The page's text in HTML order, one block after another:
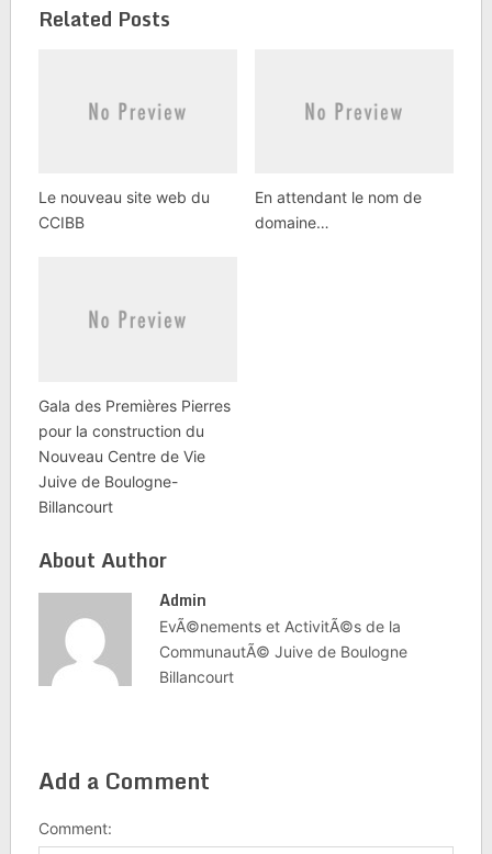
Related Posts
Le nouveau site web du
CCIBB
En attendant le nom de
domaine…
Gala des Premières Pierres
pour la construction du
Nouveau Centre de Vie
Juive de Boulogne-
Billancourt
About Author
Admin
EvÃ©nements et ActivitÃ©s de la
CommunautÃ© Juive de Boulogne
Billancourt
Add a Comment
Comment: